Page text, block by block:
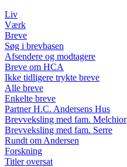
Liv
Værk
Breve
Søg i brevbasen
Afsendere og modtagere
Breve om HCA
Ikke tidligere trykte breve
Alle breve
Enkelte breve
Partner H.C. Andersens Hus
Brevveksling med fam. Melchior
Brevveksling med fam. Serre
Rundt om Andersen
Forskning
Titler oversat